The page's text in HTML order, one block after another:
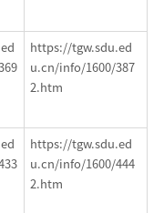
https://tgw.sdu.ed
u.cn/info/1600/387
2.htm
https://tgw.sdu.ed
u.cn/info/1600/444
2.htm